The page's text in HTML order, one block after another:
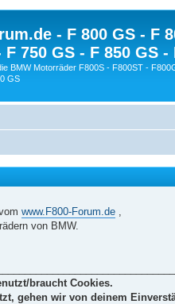
- F 800 GS - F
F 750 GS - F 850 GS
BMW Motorräder F800S - F800ST -
GS
www.F800-Forum.de
von BMW.
braucht Cookies.
gehen wir von deinem